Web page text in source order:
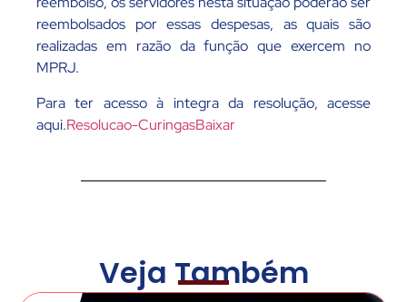
reembolsados por essas despesas, as quais são
realizadas em razão da função que exercem no
MPRJ.
Para ter acesso à integra da resolução, acesse
aqui.Resolucao-CuringasBaixar
Veja Também